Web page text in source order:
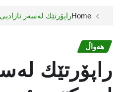
Homeراپۆرتێك لەسەر
هەواڵ
راپۆرتێك